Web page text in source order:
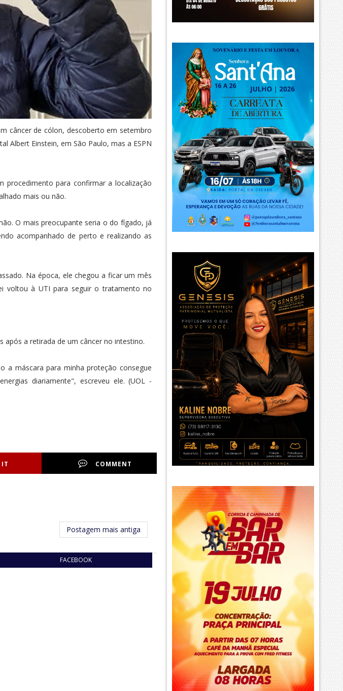
câncer de cólon, descoberto em setembro
Albert Einstein, em São Paulo, mas a ESPN
para confirmar a localização
mais ou não.
O mais preocupante seria o do fígado, já
acompanhado de perto e realizando as
Na época, ele chegou a ficar um mês
voltou à UTI para seguir o tratamento no
após a retirada de um câncer no intestino.
a máscara para minha proteção consegue
diariamente", escreveu ele. (UOL -
COMMENT
Postagem mais antiga
FACEBOOK